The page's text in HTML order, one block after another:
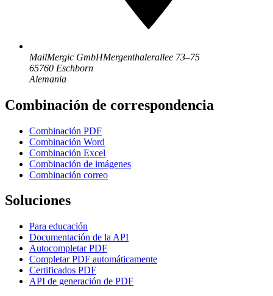
MailMergic GmbHMergenthalerallee 73–75
65760 Eschborn
Alemania
Combinación de correspondencia
Combinación PDF
Combinación Word
Combinación Excel
Combinación de imágenes
Combinación correo
Soluciones
Para educación
Documentación de la API
Autocompletar PDF
Completar PDF automáticamente
Certificados PDF
API de generación de PDF